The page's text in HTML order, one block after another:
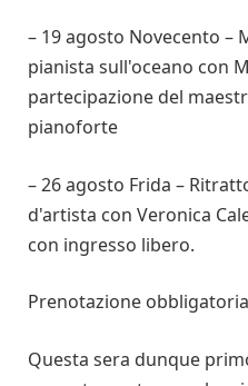
– 19 agosto Novecento –
pianista sull'oceano con
partecipazione del
pianoforte
– 26 agosto Frida –
d'artista con Veronica
con ingresso libero.
Prenotazione
Questa sera dunque